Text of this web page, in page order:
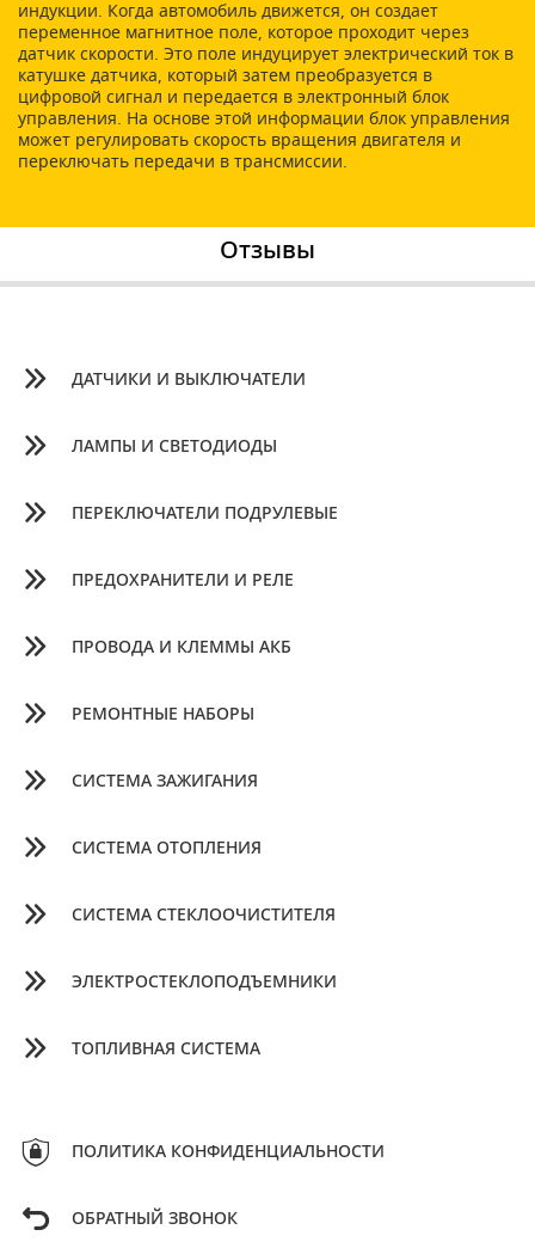
индукции. Когда автомобиль движется, он создает
переменное магнитное поле, которое проходит через
датчик скорости. Это поле индуцирует электрический ток в
катушке датчика, который затем преобразуется в
цифровой сигнал и передается в электронный блок
управления. На основе этой информации блок управления
может регулировать скорость вращения двигателя и
переключать передачи в трансмиссии.
Отзывы
ДАТЧИКИ И ВЫКЛЮЧАТЕЛИ
ЛАМПЫ И СВЕТОДИОДЫ
ПЕРЕКЛЮЧАТЕЛИ ПОДРУЛЕВЫЕ
ПРЕДОХРАНИТЕЛИ И РЕЛЕ
ПРОВОДА И КЛЕММЫ АКБ
РЕМОНТНЫЕ НАБОРЫ
СИСТЕМА ЗАЖИГАНИЯ
СИСТЕМА ОТОПЛЕНИЯ
СИСТЕМА СТЕКЛООЧИСТИТЕЛЯ
ЭЛЕКТРОСТЕКЛОПОДЪЕМНИКИ
ТОПЛИВНАЯ СИСТЕМА
ПОЛИТИКА КОНФИДЕНЦИАЛЬНОСТИ
ОБРАТНЫЙ ЗВОНОК